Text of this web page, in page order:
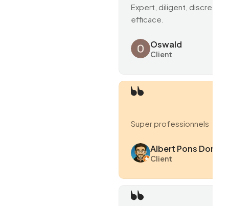
Expert, diligent, discret et
efficace.
Oswald
Client
Super professionnels
Albert Pons
Client